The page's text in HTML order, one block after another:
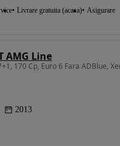
Livrare gratuita (acasa) Asigurare
AMG Line
2013